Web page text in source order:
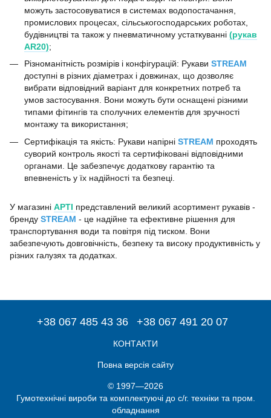
можуть застосовуватися в системах водопостачання,
промислових процесах, сільськогосподарських роботах,
будівництві та також у пневматичному устаткуванні (рукав
AR20);
Різноманітність розмірів і конфігурацій: Рукави STREAM
доступні в різних діаметрах і довжинах, що дозволяє
вибрати відповідний варіант для конкретних потреб та
умов застосування. Вони можуть бути оснащені різними
типами фітингів та сполучних елементів для зручності
монтажу та використання;
Сертифікація та якість: Рукави напірні STREAM проходять
суворий контроль якості та сертифіковані відповідними
органами. Це забезпечує додаткову гарантію та
впевненість у їх надійності та безпеці.
У магазині АРТІ представлений великий асортимент рукавів -
бренду STREAM - це надійне та ефективне рішення для
транспортування води та повітря під тиском. Вони
забезпечують довговічність, безпеку та високу продуктивність у
різних галузях та додатках.
+38 067 485 43 36 +38 067 491 20 07
КОНТАКТИ
Повна версія сайту
© 1997—2026
Гумотехнічні вироби та комплектуючі до с/г. техніки та пром.
обладнання